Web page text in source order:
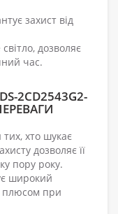
захист від
дозволяє
час.
2CD2543G2-
хто шукає
дозволяє її
пору року.
широкий
плюсом при